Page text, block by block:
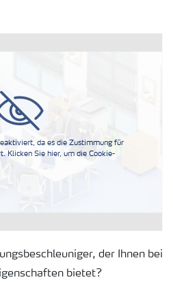
für Stahlbeton
Lieferzuverlässigkeit
Beton
da es die Zustimmung für
Klicken Sie hier, um die Cookie-
der Ihnen bei
bietet?